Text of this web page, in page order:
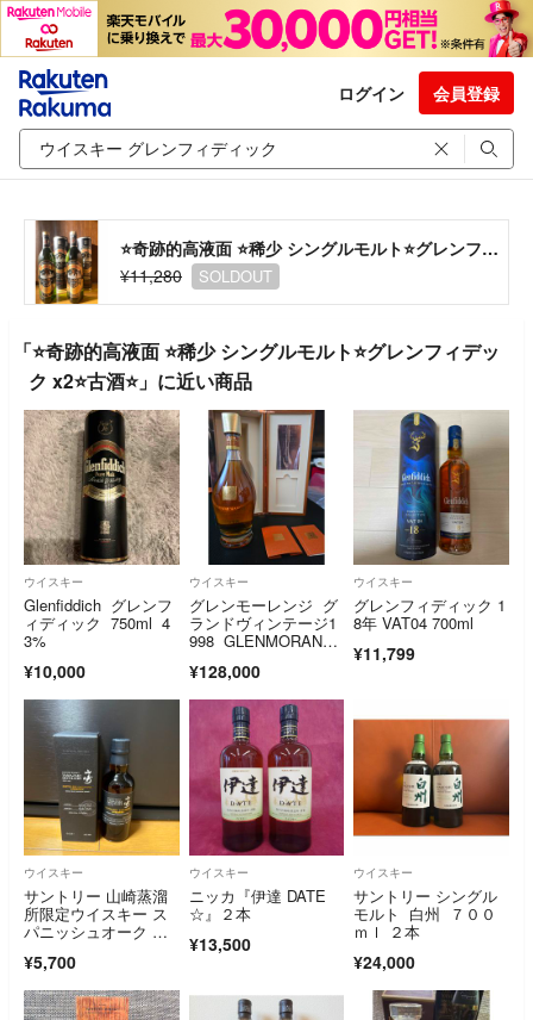
ログイン 会員登録
⭐️奇跡的高液面 ⭐️稀少 シングルモルト⭐️グレンフィデック x2⭐️古酒⭐️
¥11,280
SOLDOUT
「⭐️奇跡的高液面 ⭐️稀少 シングルモルト⭐️グレンフィデッ
ク x2⭐️古酒⭐️」に近い商品
ウイスキー
Glenfiddich グレンフ
ィディック 750ml 4
3%
¥10,000
ウイスキー
グレンモーレンジ グ
ランドヴィンテージ1
998 GLENMORANGI
¥128,000
ウイスキー
グレンフィディック 1
8年 VAT04 700ml
¥11,799
ウイスキー
サントリー 山崎蒸溜
所限定ウイスキー ス
パニッシュオーク ピ
8% 180ml
¥5,700
ウイスキー
ニッカ『伊達 DATE
☆』２本
¥13,500
ウイスキー
サントリー シングル
モルト 白州 ７００
ｍｌ ２本
¥24,000